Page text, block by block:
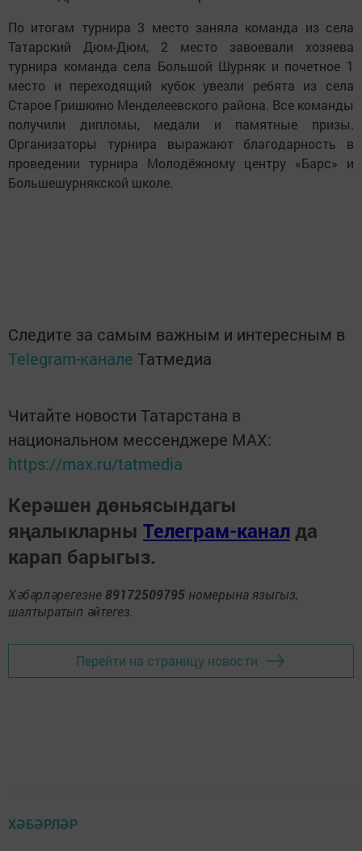
По итогам турнира 3 место заняла команда из села
Татарский Дюм-Дюм, 2 место завоевали хозяева
турнира команда села Большой Шурняк и почетное 1
место и переходящий кубок увезли ребята из села
Старое Гришкино Менделеевского района. Все команды
получили дипломы, медали и памятные призы.
Организаторы турнира выражают благодарность в
проведении турнира Молодёжному центру «Барс» и
Большешурнякской школе.
Следите за самым важным и интересным в
Telegram-канале Татмедиа
Читайте новости Татарстана в
национальном мессенджере MАХ:
https://max.ru/tatmedia
Керәшен дөньясындагы
яңалыкларны Телеграм-канал да
карап барыгыз.
Хәбәрләрегезне 89172509795 номерына языгыз,
шалтыратып әйтегез.
Перейти на страницу новости
ХӘБӘРЛӘР